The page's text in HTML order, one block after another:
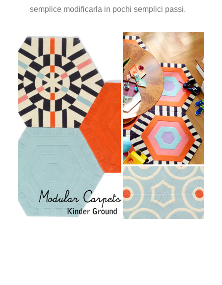
semplice modificarla in pochi semplici passi.